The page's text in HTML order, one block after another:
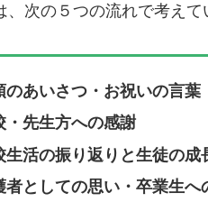
、次の５つの流れで考えて
のあいさつ・お祝いの言葉
・先生方への感謝
生活の振り返りと生徒の成
者としての思い・卒業生へ